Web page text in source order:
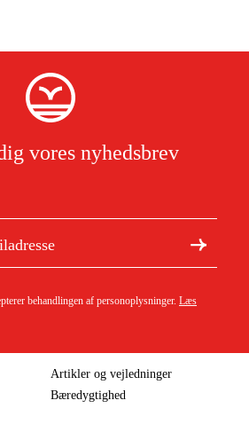
vores nyhedsbrev
behandlingen af personoplysninger. Læs
Artikler og vejledninger
Bæredygtighed